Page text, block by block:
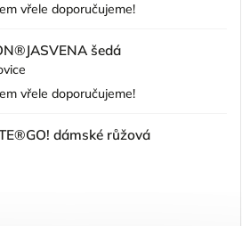
vřele doporučujeme!
šedá
vřele doporučujeme!
dámské růžová